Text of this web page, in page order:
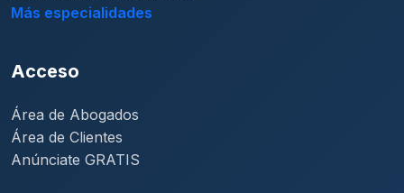
Más especialidades
Acceso
Área de Abogados
Área de Clientes
Anúnciate GRATIS